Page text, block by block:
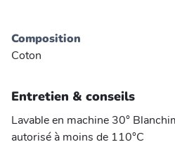
Composition
Coton
Entretien & conseils
Lavable en machine 30°
autorisé à moins de 110°C